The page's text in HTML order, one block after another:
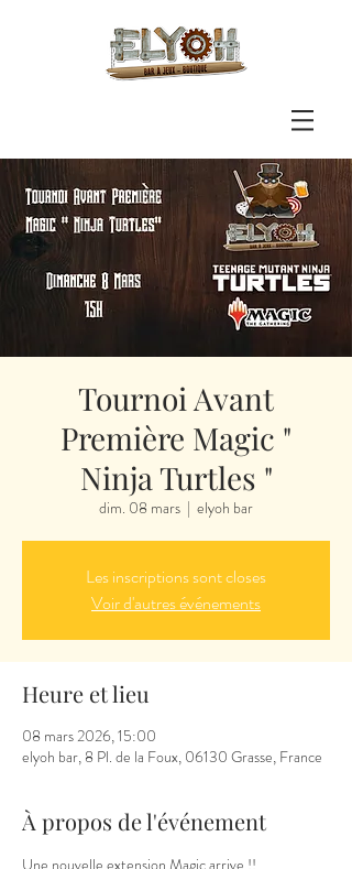
Tournoi Avant
Première Magic "
Ninja Turtles "
dim. 08 mars
  |
elyoh bar
Les inscriptions sont closes
Voir d'autres événements
Heure et lieu
08 mars 2026, 15:00
elyoh bar, 8 Pl. de la Foux, 06130 Grasse, France
À propos de l'événement
Une nouvelle extension Magic arrive !!